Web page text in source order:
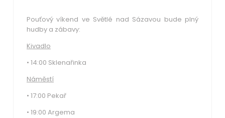
Pouťový víkend ve Světlé nad Sázavou bude plný
hudby a zábavy:
Kivadlo
• 14:00 Sklenařinka
Náměstí
• 17:00 Pekař
• 19:00 Argema